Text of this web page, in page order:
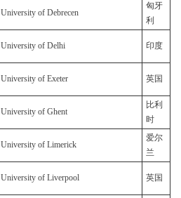
University of Debrecen
匈牙
利
University of Delhi 印度
University of Exeter 英国
University of Ghent
比利
时
University of Limerick
爱尔
兰
University of Liverpool 英国